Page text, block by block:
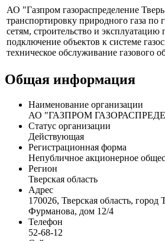
АО "Газпром газораспределение
транспортировку природного газа по
сетям, строительство и эксплуатацию
подключение объектов к системе
техническое обслуживание газового
Общая информация
Наименование организации
АО "ГАЗПРОМ
Статус организации
Действующая
Регистрационная форма
Непубличное акционерное
Регион
Тверская область
Адрес
170026, Тверская область, город
Фурманова, дом 12/4
Телефон
52-68-12